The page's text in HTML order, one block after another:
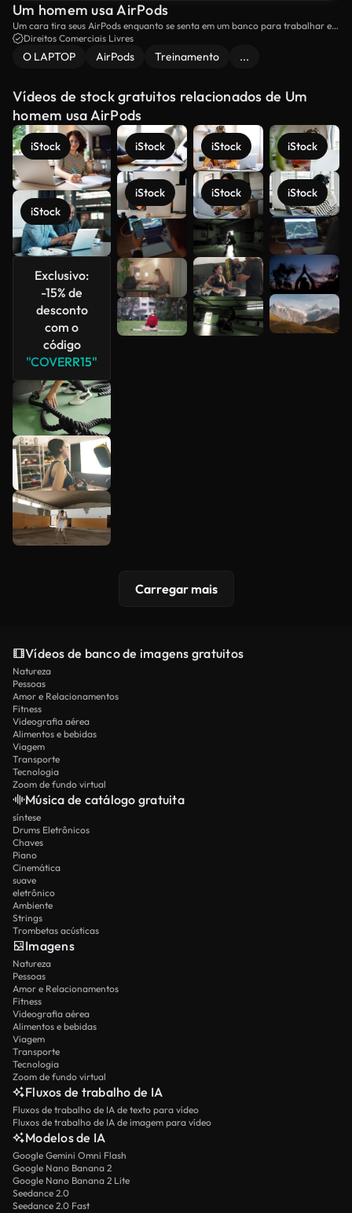
Um homem usa AirPods
Um cara tira seus AirPods enquanto se senta em um banco para trabalhar em
um parque de patinação.
Direitos Comerciais Livres
O LAPTOP AirPods Treinamento ...
Vídeos de stock gratuitos relacionados de Um
homem usa AirPods
iStock
iStock
Exclusivo:
-15% de
desconto
com o
código
"COVERR15"
iStock
iStock
iStock
iStock
iStock
iStock
Veja mais
Carregar mais
Vídeos de banco de imagens gratuitos
Natureza
Pessoas
Amor e Relacionamentos
Fitness
Videografia aérea
Alimentos e bebidas
Viagem
Transporte
Tecnologia
Zoom de fundo virtual
Música de catálogo gratuita
síntese
Drums Eletrônicos
Chaves
Piano
Cinemática
suave
eletrônico
Ambiente
Strings
Trombetas acústicas
Imagens
Natureza
Pessoas
Amor e Relacionamentos
Fitness
Videografia aérea
Alimentos e bebidas
Viagem
Transporte
Tecnologia
Zoom de fundo virtual
Fluxos de trabalho de IA
Fluxos de trabalho de IA de texto para vídeo
Fluxos de trabalho de IA de imagem para vídeo
Modelos de IA
Google Gemini Omni Flash
Google Nano Banana 2
Google Nano Banana 2 Lite
Seedance 2.0
Seedance 2.0 Fast